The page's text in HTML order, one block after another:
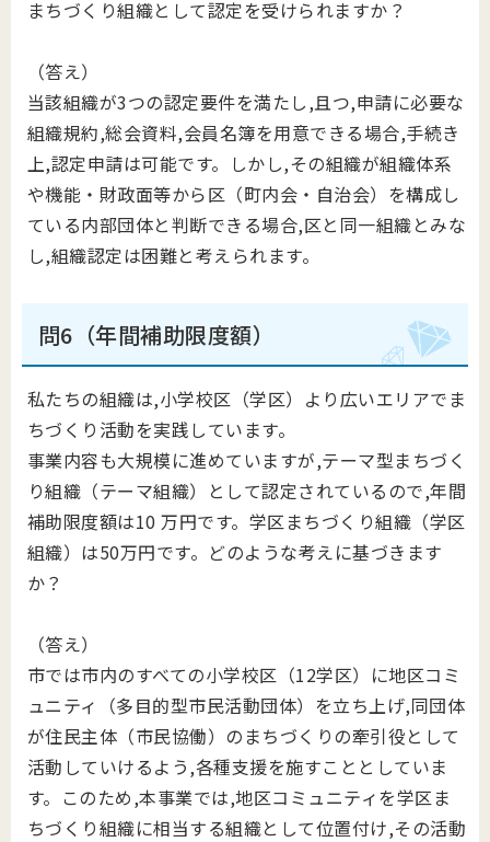
まちづくり組織として認定を受けられますか？
（答え）
当該組織が3つの認定要件を満たし,且つ,申請に必要な
組織規約,総会資料,会員名簿を用意できる場合,手続き
上,認定申請は可能です。しかし,その組織が組織体系
や機能・財政面等から区（町内会・自治会）を構成し
ている内部団体と判断できる場合,区と同一組織とみな
し,組織認定は困難と考えられます。
問6（年間補助限度額）
私たちの組織は,小学校区（学区）より広いエリアでま
ちづくり活動を実践しています。
事業内容も大規模に進めていますが,テーマ型まちづく
り組織（テーマ組織）として認定されているので,年間
補助限度額は10 万円です。学区まちづくり組織（学区
組織）は50万円です。どのような考えに基づきます
か？
（答え）
市では市内のすべての小学校区（12学区）に地区コミ
ュニティ（多目的型市民活動団体）を立ち上げ,同団体
が住民主体（市民協働）のまちづくりの牽引役として
活動していけるよう,各種支援を施すこととしていま
す。このため,本事業では,地区コミュニティを学区ま
ちづくり組織に相当する組織として位置付け,その活動